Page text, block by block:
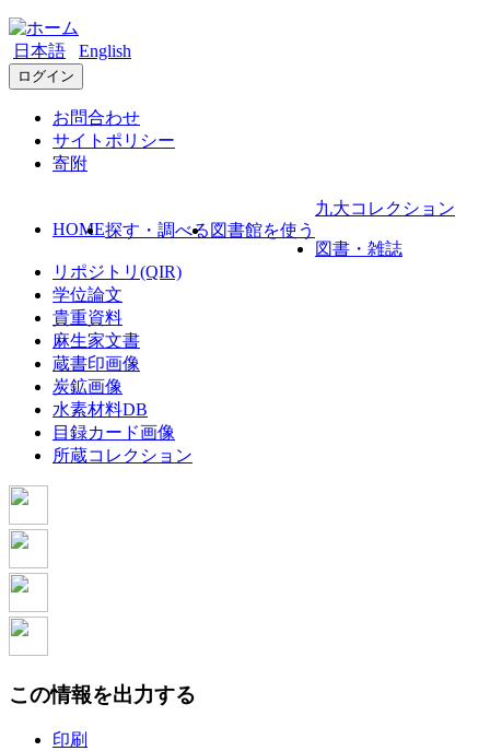
日本語 English
ログイン
お問合わせ
サイトポリシー
寄附
HOME探す・調べる 図書館を使う
九大コレクション
図書・雑誌
リポジトリ(QIR)
学位論文
貴重資料
麻生家文書
蔵書印画像
炭鉱画像
水素材料DB
目録カード画像
所蔵コレクション
この情報を出力する
印刷